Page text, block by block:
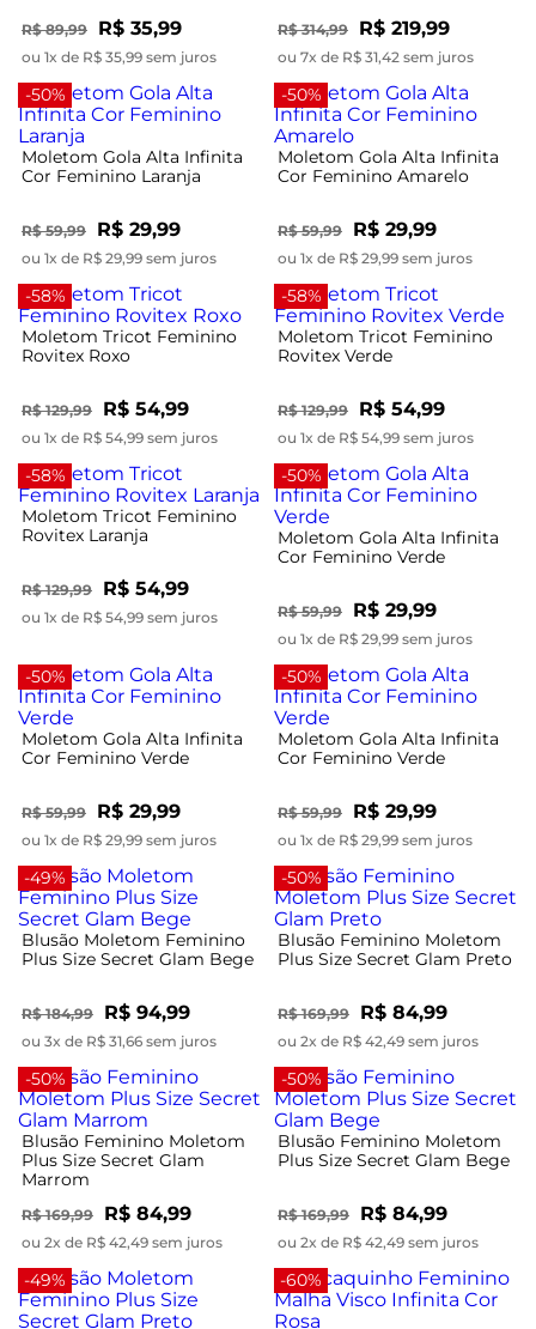
R$ 89,99 R$ 35,99
ou 1x de R$ 35,99 sem juros
R$ 314,99 R$ 219,99
ou 7x de R$ 31,42 sem juros
-50%
Moletom Gola Alta Infinita
Cor Feminino Laranja
R$ 59,99 R$ 29,99
ou 1x de R$ 29,99 sem juros
-50%
Moletom Gola Alta Infinita
Cor Feminino Amarelo
R$ 59,99 R$ 29,99
ou 1x de R$ 29,99 sem juros
-58%
Moletom Tricot Feminino
Rovitex Roxo
R$ 129,99 R$ 54,99
ou 1x de R$ 54,99 sem juros
-58%
Moletom Tricot Feminino
Rovitex Verde
R$ 129,99 R$ 54,99
ou 1x de R$ 54,99 sem juros
-58%
Moletom Tricot Feminino
Rovitex Laranja
R$ 129,99 R$ 54,99
ou 1x de R$ 54,99 sem juros
-50%
Moletom Gola Alta Infinita
Cor Feminino Verde
R$ 59,99 R$ 29,99
ou 1x de R$ 29,99 sem juros
-50%
Moletom Gola Alta Infinita
Cor Feminino Verde
R$ 59,99 R$ 29,99
ou 1x de R$ 29,99 sem juros
-50%
Moletom Gola Alta Infinita
Cor Feminino Verde
R$ 59,99 R$ 29,99
ou 1x de R$ 29,99 sem juros
-49%
Blusão Moletom Feminino
Plus Size Secret Glam Bege
R$ 184,99 R$ 94,99
ou 3x de R$ 31,66 sem juros
-50%
Blusão Feminino Moletom
Plus Size Secret Glam Preto
R$ 169,99 R$ 84,99
ou 2x de R$ 42,49 sem juros
-50%
Blusão Feminino Moletom
Plus Size Secret Glam
Marrom
R$ 169,99 R$ 84,99
ou 2x de R$ 42,49 sem juros
-50%
Blusão Feminino Moletom
Plus Size Secret Glam Bege
R$ 169,99 R$ 84,99
ou 2x de R$ 42,49 sem juros
-49% -60%